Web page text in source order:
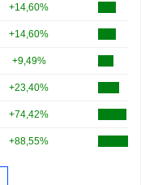
+14,60%
+14,60%
+9,49%
+23,40%
+74,42%
+88,55%